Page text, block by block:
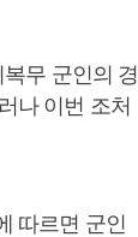
무 군인의 경
나 이번 조처
따르면 군인